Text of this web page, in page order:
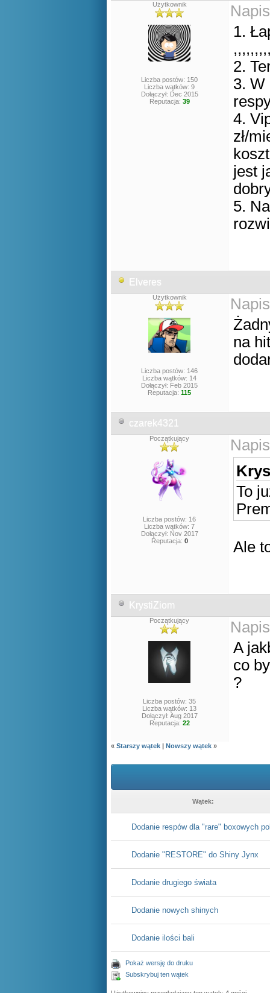
Użytkownik
Liczba postów: 150
Liczba wątków: 9
Dołączył: Dec 2015
Reputacja: 39
1.
2.
3. W
4.
zł/
jest
5.
Elveres
Użytkownik
Liczba postów: 146
Liczba wątków: 14
Dołączył: Feb 2015
Reputacja: 115
na
czarek4321
Początkujący
Liczba postów: 16
Liczba wątków: 7
Dołączył: Nov 2017
Reputacja: 0
To
Ale
KrystiZiom
Początkujący
Liczba postów: 35
Liczba wątków: 13
Dołączył: Aug 2017
Reputacja: 22
A
co
?
« Starszy wątek | Nowszy wątek »
Wątek:
Dodanie respów dla "rare" boxowych
Dodanie "RESTORE" do Shiny Jynx
Dodanie drugiego świata
Dodanie nowych shinych
Dodanie ilości bali
Pokaż wersję do druku
Subskrybuj ten wątek